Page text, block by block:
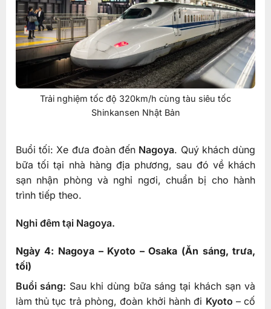
Trải nghiệm tốc độ 320km/h cùng tàu siêu tốc
Shinkansen Nhật Bản
Buổi tối: Xe đưa đoàn đến Nagoya. Quý khách dùng
bữa tối tại nhà hàng địa phương, sau đó về khách
sạn nhận phòng và nghỉ ngơi, chuẩn bị cho hành
trình tiếp theo.
Nghỉ đêm tại Nagoya.
Ngày 4: Nagoya – Kyoto – Osaka (Ăn sáng, trưa,
tối)
Buổi sáng: Sau khi dùng bữa sáng tại khách sạn và
làm thủ tục trả phòng, đoàn khởi hành đi Kyoto – cố